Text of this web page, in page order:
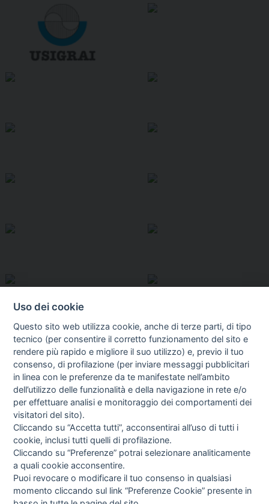
I libri Vedi tutti
Uso dei cookie
Questo sito web utilizza cookie, anche di terze parti, di tipo
tecnico (per consentire il corretto funzionamento del sito e
rendere più rapido e migliore il suo utilizzo) e, previo il tuo
consenso, di profilazione (per inviare messaggi pubblicitari
in linea con le preferenze da te manifestate nell’ambito
dell’utilizzo delle funzionalità e della navigazione in rete e/o
per effettuare analisi e monitoraggio dei comportamenti dei
visitatori del sito).
Cliccando su “Accetta tutti”, acconsentirai all’uso di tutti i
cookie, inclusi tutti quelli di profilazione.
Cliccando su “Preferenze” potrai selezionare analiticamente
a quali cookie acconsentire.
Puoi revocare o modificare il tuo consenso in qualsiasi
momento cliccando sul link “Preferenze Cookie” presente in